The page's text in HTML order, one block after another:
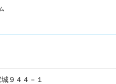
城９４４－１